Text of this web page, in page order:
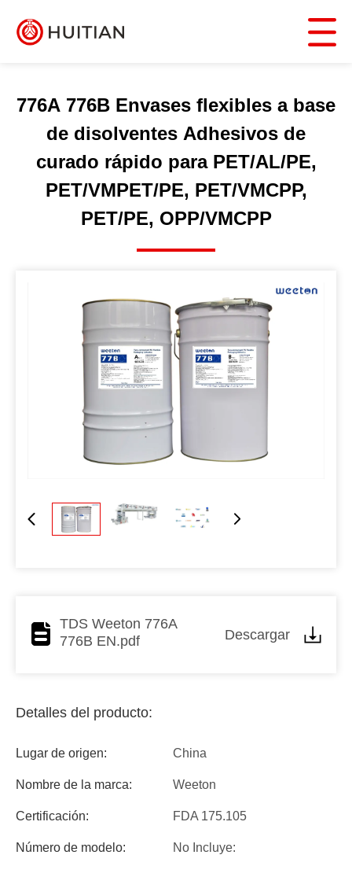
776A 776B Envases flexibles a base
de disolventes Adhesivos de
curado rápido para PET/AL/PE,
PET/VMPET/PE, PET/VMCPP,
PET/PE, OPP/VMCPP
TDS Weeton 776A
776B EN.pdf
Descargar
Detalles del producto:
Lugar de origen: China
Nombre de la marca: Weeton
Certificación: FDA 175.105
Número de modelo: No Incluye: